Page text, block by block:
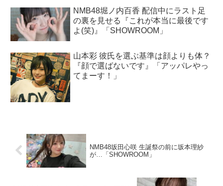
NMB48堀ノ内百香 配信中にラスト足
の裏を見せる『これが本当に最後です
よ(笑)』「SHOWROOM」
山本彩 彼氏を選ぶ基準は顔よりも体？
『顔で選ばないです』「アッパレやっ
てまーす！」
NMB48坂田心咲 生誕祭の前に坂本理紗
が…「SHOWROOM」